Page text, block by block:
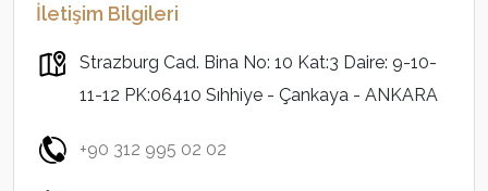
İletişim Bilgileri
Strazburg Cad. Bina No: 10 Kat:3 Daire: 9-10-
11-12 PK:06410 Sıhhiye - Çankaya - ANKARA
+90 312 995 02 02